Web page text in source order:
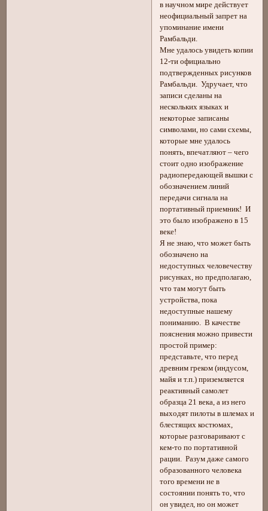
в научном мире действует
неофициальный запрет на
упоминание имени
Рамбальди.
Мне удалось увидеть копии
12-ти официально
подтвержденных рисунков
Рамбальди. Удручает, что
записи сделаны на
нескольких языках и
некоторые записаны
символами, но сами схемы,
которые мне удалось
понять, впечатляют – чего
стоит одно изображение
радиопередающей вышки с
обозначением линий
передачи сигнала на
портативный приемник! И
это было изображено в 15
веке!
Я не знаю, что может быть
обозначено на
недоступных человечеству
рисунках, но предполагаю,
что там могут быть
устройства, пока
недоступные нашему
пониманию. В качестве
пояснения можно привести
простой пример:
представьте, что перед
древним греком (индусом,
майя и т.п.) приземляется
реактивный самолет
образца 21 века, а из него
выходят пилоты в шлемах и
блестящих костюмах,
которые разговаривают с
кем-то по портативной
рации. Разум даже самого
образованного человека
того времени не в
состоянии понять то, что
он увидел, но он может